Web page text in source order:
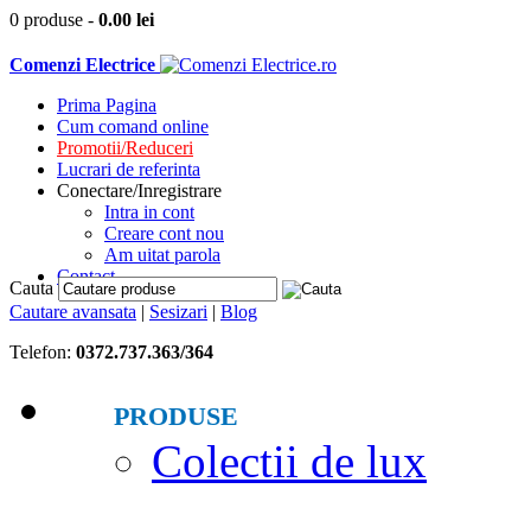
0 produse - 0.00 lei
Comenzi Electrice
Prima Pagina
Cum comand online
Promotii/Reduceri
Lucrari de referinta
Conectare/Inregistrare
Intra in cont
Creare cont nou
Am uitat parola
Contact
Cauta
Cautare avansata | Sesizari | Blog
Telefon: 0372.737.363/364
PRODUSE
Colectii de lux